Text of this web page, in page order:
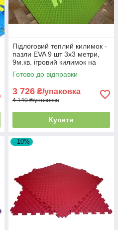
Підлоговий теплий килимок -
пазли EVA 9 шт 3х3 метри,
9м.кв. ігровий килимок на
підлогу для дітей
Готово до відправки
3 726 ₴/упаковка
4 140 ₴/упаковка
Купити
–10%